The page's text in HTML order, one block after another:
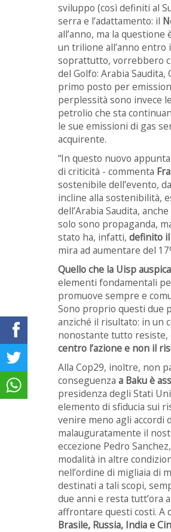
sviluppo (così definiti al
serra e l’adattamento: il
all’anno, ma la
un trilione all’anno entro
soprattutto, vorrebbero
del Golfo: Arabia
primo posto per
perplessità sono invece
petrolio che sta
le sue emissioni di gas
acquirente.
“In questo nuovo
di criticità - commenta
sostenibile dell’evento,
incline alla sostenibilità,
dell’Arabia Saudita,
solo sono propaganda,
stato ha, infatti, definito
mira ad aumentare del
Quello che la Uisp
elementi fondamentali
promuove sempre e
Sono proprio questi due
anziché il risultato: in un
nonostante tutto resiste,
centro l’azione e non il
Alla Cop29, inoltre, non
conseguenza a Baku è
presidenza degli Stati
elemento di sfiducia sui
venire meno agli accordi
malauguratamente il
eccezione Pedro
modalità in altre
nell’ordine di migliaia di
destinati a tali scopi,
due anni e resta
affrontare questi costi. A
Brasile, Russia, India e